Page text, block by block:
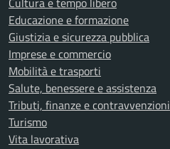
Educazione e formazione
Giustizia e sicurezza pubblica
Imprese e commercio
Mobilità e trasporti
Salute, benessere e assistenza
Tributi, finanze e contravvenzioni
Turismo
Vita lavorativa